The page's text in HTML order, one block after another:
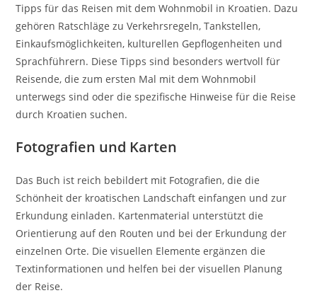
Tipps für das Reisen mit dem Wohnmobil in Kroatien. Dazu
gehören Ratschläge zu Verkehrsregeln, Tankstellen,
Einkaufsmöglichkeiten, kulturellen Gepflogenheiten und
Sprachführern. Diese Tipps sind besonders wertvoll für
Reisende, die zum ersten Mal mit dem Wohnmobil
unterwegs sind oder die spezifische Hinweise für die Reise
durch Kroatien suchen.
Fotografien und Karten
Das Buch ist reich bebildert mit Fotografien, die die
Schönheit der kroatischen Landschaft einfangen und zur
Erkundung einladen. Kartenmaterial unterstützt die
Orientierung auf den Routen und bei der Erkundung der
einzelnen Orte. Die visuellen Elemente ergänzen die
Textinformationen und helfen bei der visuellen Planung
der Reise.